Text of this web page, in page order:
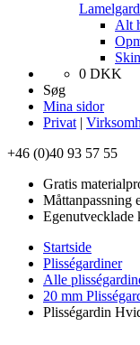
Alt
0 DKK
Søg
Mina sidor
Privat |
+46 (0)40 93 57 55
Gratis
Måttanpassning
Egenutvecklade
Startside
Plisségardiner
Alle
20 mm
Plisségardin